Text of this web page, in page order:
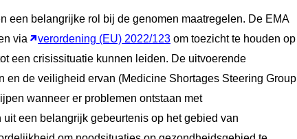
een belangrijke rol bij de genomen maatregelen. De EMA
via
verordening (EU) 2022/123 om toezicht te houden op
een crisissituatie kunnen leiden. De uitvoerende
en de veiligheid ervan (Medicine Shortages Steering Group
wanneer er problemen ontstaan met
een belangrijk gebeurtenis op het gebied van